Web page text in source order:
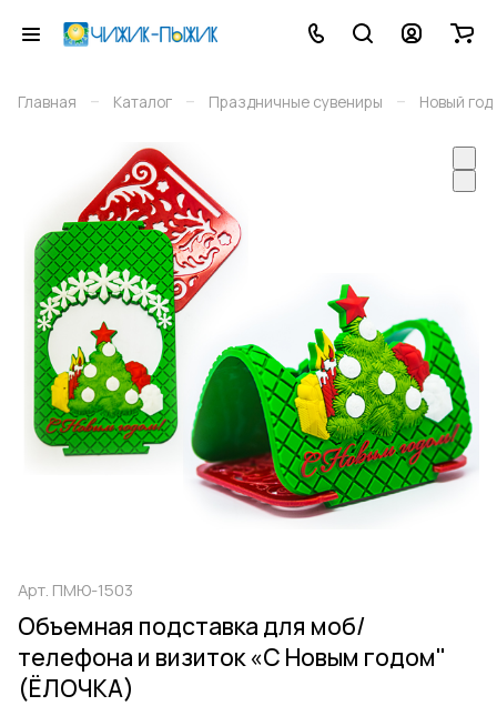
Главная – Каталог – Праздничные сувениры – Новый год
Арт. ПМЮ-1503
Объемная подставка для моб/
телефона и визиток «С Новым годом"
(ЁЛОЧКА)